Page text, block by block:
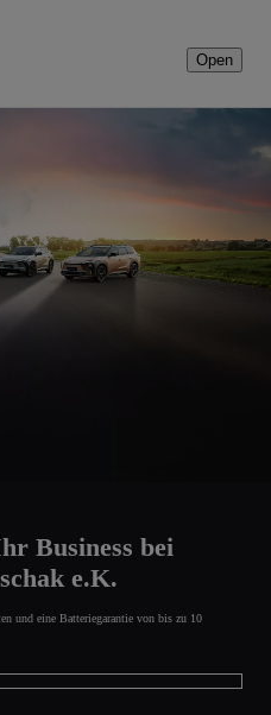
Open
Business bei
e.K.
und eine Batteriegarantie von bis zu 10